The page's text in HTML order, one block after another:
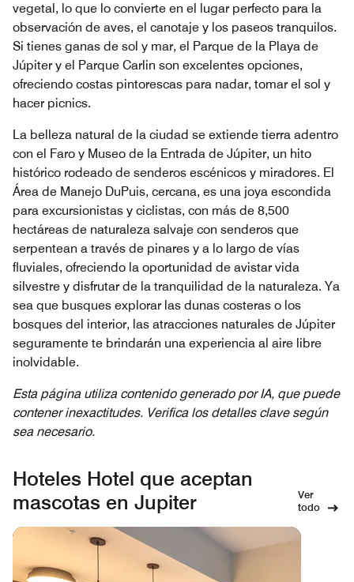
vegetal, lo que lo convierte en el lugar perfecto para la
observación de aves, el canotaje y los paseos tranquilos.
Si tienes ganas de sol y mar, el Parque de la Playa de
Júpiter y el Parque Carlin son excelentes opciones,
ofreciendo costas pintorescas para nadar, tomar el sol y
hacer picnics.
La belleza natural de la ciudad se extiende tierra adentro
con el Faro y Museo de la Entrada de Júpiter, un hito
histórico rodeado de senderos escénicos y miradores. El
Área de Manejo DuPuis, cercana, es una joya escondida
para excursionistas y ciclistas, con más de 8,500
hectáreas de naturaleza salvaje con senderos que
serpentean a través de pinares y a lo largo de vías
fluviales, ofreciendo la oportunidad de avistar vida
silvestre y disfrutar de la tranquilidad de la naturaleza. Ya
sea que busques explorar las dunas costeras o los
bosques del interior, las atracciones naturales de Júpiter
seguramente te brindarán una experiencia al aire libre
inolvidable.
Esta página utiliza contenido generado por IA, que puede
contener inexactitudes. Verifica los detalles clave según
sea necesario.
Hoteles Hotel que aceptan
mascotas en Jupiter
Ver
todo